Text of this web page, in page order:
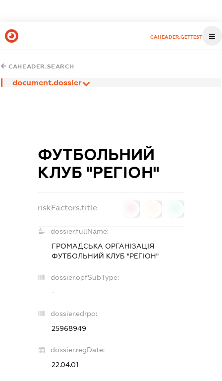
CAHEADER.GETTEST
CAHEADER.SEARCH
document.dossier
ФУТБОЛЬНИЙ
КЛУБ "РЕГІОН"
riskFactors.title
dossier.fullName:
ГРОМАДСЬКА ОРГАНІЗАЦІЯ
ФУТБОЛЬНИЙ КЛУБ "РЕГІОН"
dossier.opfSubType:
-
dossier.edrpo:
25968949
dossier.regDate:
22.04.01